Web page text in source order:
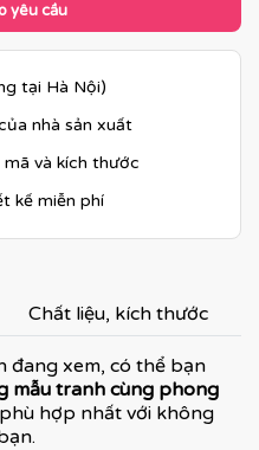
yêu cầu
tại Hà Nội)
nhà sản xuất
và kích thước
kế miễn phí
Chất liệu, kích thước
đang xem, có thể bạn
mẫu tranh cùng phong
hợp nhất với không